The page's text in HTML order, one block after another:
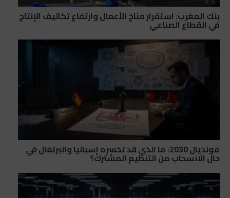
بنك المغرب: استقرار مناخ الأعمال وارتفاع تكاليف الإنتاج
في القطاع الصناعي
مونديال 2030: ما الذي قد تخسره إسبانيا والبرتغال في
حال الانسحاب من التنظيم المشترك؟